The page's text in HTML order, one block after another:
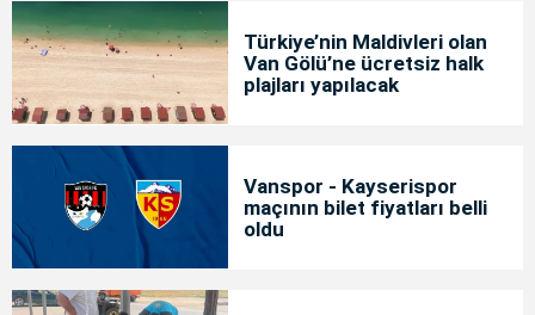
Türkiye’nin Maldivleri olan
Van Gölü’ne ücretsiz halk
plajları yapılacak
Vanspor - Kayserispor
maçının bilet fiyatları belli
oldu